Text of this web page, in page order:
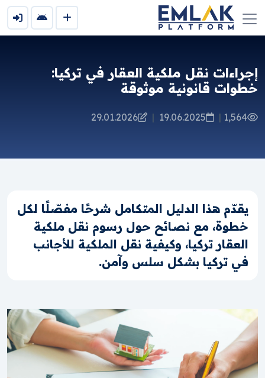
إجراءات نقل ملكية العقار في تركيا:
خطوات قانونية موثوقة
1,564
|
19.06.2025
|
29.01.2026
يقدّم هذا الدليل المتكامل شرحًا مفصّلًا لكل
خطوة، مع نصائح حول رسوم نقل ملكية
العقار تركيا، وكيفية نقل الملكية للأجانب
في تركيا بشكل سلس وآمن.